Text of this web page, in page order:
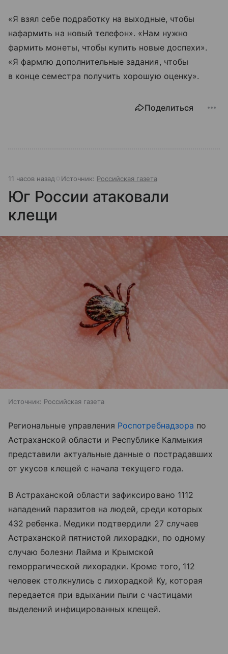
«Я взял себе подработку на выходные, чтобы
нафармить на новый телефон». «Нам нужно
фармить монеты, чтобы купить новые доспехи».
«Я фармлю дополнительные задания, чтобы
в конце семестра получить хорошую оценку».
Поделиться
11 часов назад Источник: Российская газета
Юг России атаковали
клещи
Источник: Российская газета
Региональные управления Роспотребнадзора по
Астраханской области и Республике Калмыкия
представили актуальные данные о пострадавших
от укусов клещей с начала текущего года.
В Астраханской области зафиксировано 1112
нападений паразитов на людей, среди которых
432 ребенка. Медики подтвердили 27 случаев
Астраханской пятнистой лихорадки, по одному
случаю болезни Лайма и Крымской
геморрагической лихорадки. Кроме того, 112
человек столкнулись с лихорадкой Ку, которая
передается при вдыхании пыли с частицами
выделений инфицированных клещей.